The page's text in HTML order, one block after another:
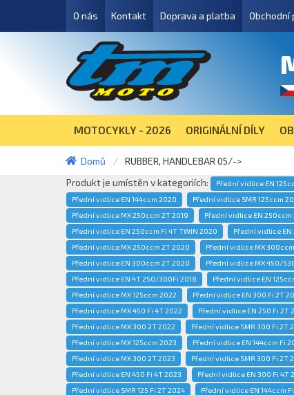
O nás Kontakt Doprava a platba Obchodní
MOTOCYKLY - 2026 ORIGINÁLNÍ DÍLY
Domů
RUBBER, HANDLEBAR 05/->
Produkt je umístěn v kategoriích:
Přední vidlice EN
Přední vidlice EN 144ccm 2020
Přední vidlice SMR 125ccm
Přední vidlice MX 250ccm 2T 2019
Přední vidlice EN 250ccm
Přední vidlice EN 250ccm FI 4T TWIN 2020
Přední vidlice EN
Přední vidlice MX 250ccm 2T 2020
Přední vidlice MX
Přední vidlice EN 300ccm 2T 2020
Přední vidlice MX 450/
Přední vidlice EN 4T 250/300Fi 2018
Přední vidlice EN
Přední vidlice MX 125ccm 2022
Přední vidlice EN 300 Fi 2T
Přední vidlice MX 450 Fi 4T 2022
Přední vidlice EN 250 Fi 2T
Přední vidlice MX 300 2T 2022
Přední vidlice SMR 300 Fi 2T
Přední vidlice MX 125ccm 2023
Přední vidlice EN 144ccm Fi
Přední vidlice MX 300 2T 2023
Přední vidlice SMR 300 Fi 2T
Přední vidlice EN 450 Fi 4T 2023
Přední vidlice EN 300 Fi 4T
Přední vidlice SMR 125 Fi 2T 2024
Přední vidlice EN 144ccm